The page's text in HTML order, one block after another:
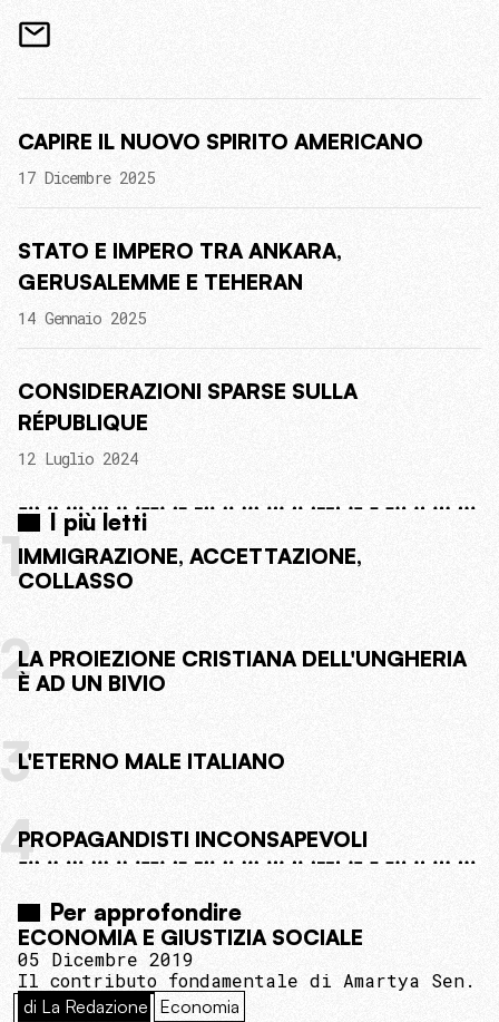
CAPIRE IL NUOVO SPIRITO AMERICANO
17 Dicembre 2025
STATO E IMPERO TRA ANKARA,
GERUSALEMME E TEHERAN
14 Gennaio 2025
CONSIDERAZIONI SPARSE SULLA
RÉPUBLIQUE
12 Luglio 2024
I più letti
1IMMIGRAZIONE, ACCETTAZIONE,
COLLASSO
2LA PROIEZIONE CRISTIANA DELL'UNGHERIA
È AD UN BIVIO
3L'ETERNO MALE ITALIANO
4PROPAGANDISTI INCONSAPEVOLI
Per approfondire
ECONOMIA E GIUSTIZIA SOCIALE
05 Dicembre 2019
Il contributo fondamentale di Amartya Sen.
di La Redazione Economia